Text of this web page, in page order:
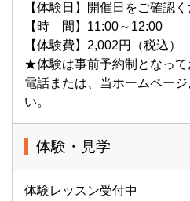
【体験日】開催日をご確認
【時 間】11:00～12:00
【体験費】2,002円（税込）
★体験は事前予約制となって
電話または、当ホームペー
い。
体験・見学
体験レッスン受付中